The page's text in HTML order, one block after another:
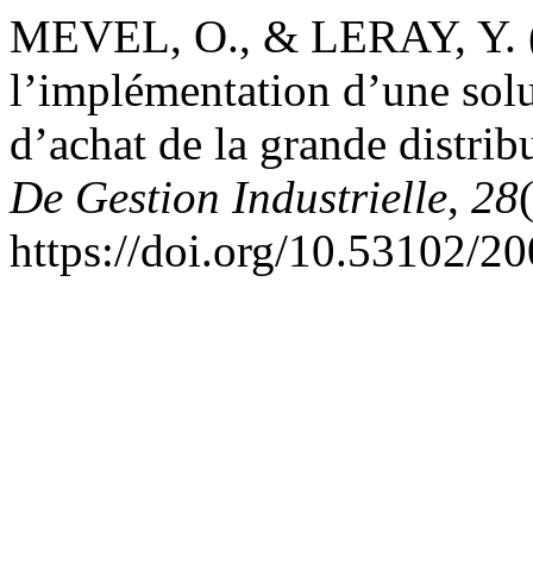
MEVEL, O., & LERAY, Y.
l’implémentation d’une
d’achat de la grande
De Gestion Industrielle, 28
https://doi.org/10.53102/